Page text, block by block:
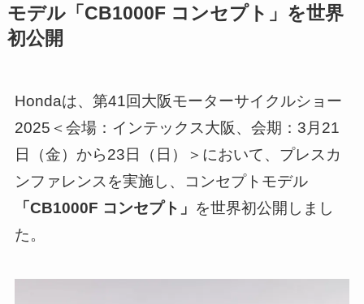
モデル「CB1000F コンセプト」を世界
初公開
Hondaは、第41回大阪モーターサイクルショー
2025＜会場：インテックス大阪、会期：3月21
日（金）から23日（日）＞において、プレスカ
ンファレンスを実施し、コンセプトモデル
「CB1000F コンセプト」 を世界初公開しまし
た。